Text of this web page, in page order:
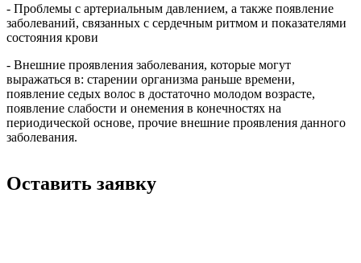
- Проблемы с артериальным давлением, а также появление
заболеваний, связанных с сердечным ритмом и показателями
состояния крови
- Внешние проявления заболевания, которые могут
выражаться в: старении организма раньше времени,
появление седых волос в достаточно молодом возрасте,
появление слабости и онемения в конечностях на
периодической основе, прочие внешние проявления данного
заболевания.
Оставить заявку